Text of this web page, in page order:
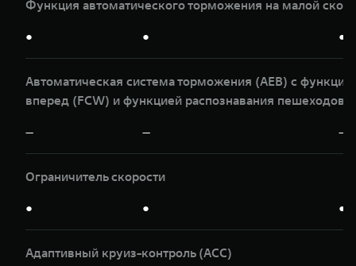
Функция автоматического торможения на малой
● ● ●
Автоматическая система торможения (AEB) с
вперед (FCW) и функцией распознавания пешеходов
— — —
Ограничитель скорости
● ● ●
Адаптивный круиз-контроль (ACC)